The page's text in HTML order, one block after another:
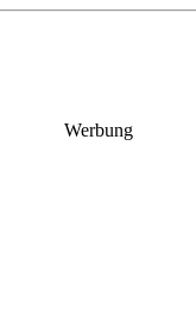
Werbung